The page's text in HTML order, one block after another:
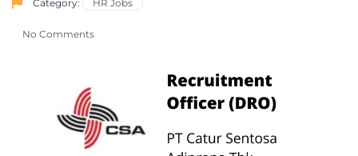
Category: HR Jobs
No Comments